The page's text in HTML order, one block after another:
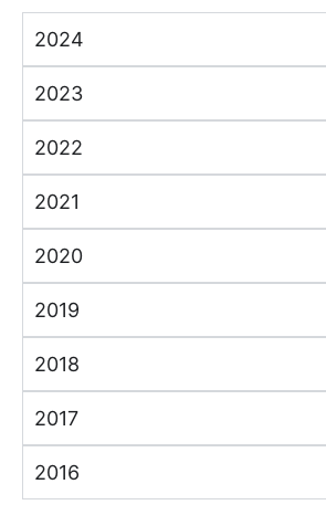
2024
2023
2022
2021
2020
2019
2018
2017
2016